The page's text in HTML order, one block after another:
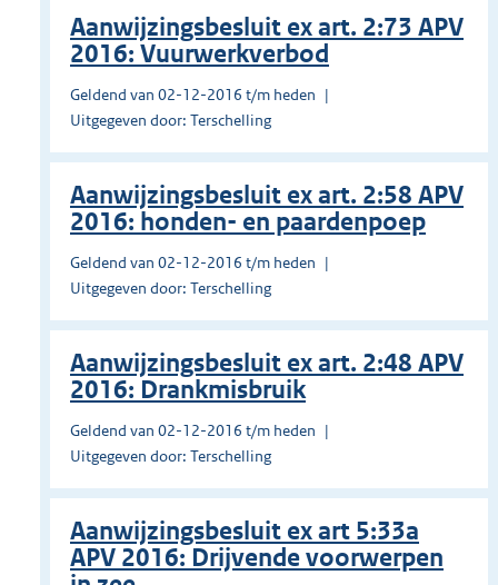
Aanwijzingsbesluit ex art. 2:73 APV
2016: Vuurwerkverbod
Geldend van 02-12-2016 t/m heden
Uitgegeven door: Terschelling
Aanwijzingsbesluit ex art. 2:58 APV
2016: honden- en paardenpoep
Geldend van 02-12-2016 t/m heden
Uitgegeven door: Terschelling
Aanwijzingsbesluit ex art. 2:48 APV
2016: Drankmisbruik
Geldend van 02-12-2016 t/m heden
Uitgegeven door: Terschelling
Aanwijzingsbesluit ex art 5:33a
APV 2016: Drijvende voorwerpen